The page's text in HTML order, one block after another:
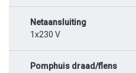
Netaansluiting
1x230 V
Pomphuis draad/flens